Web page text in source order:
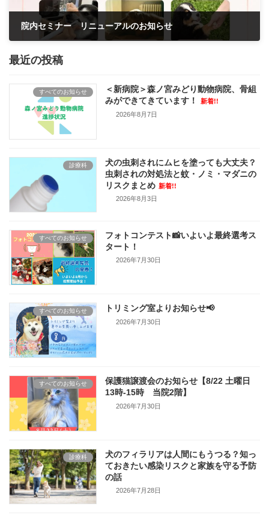
院内セミナー リニューアルのお知らせ
最近の投稿
すべてのお知らせ
＜新病院＞森ノ宮みどり動物病院、骨組
みができてきています！
新着!!
2026年8月7日
診療科
犬の虫刺されにムヒを塗っても大丈夫？
虫刺されの対処法と蚊・ノミ・マダニの
リスクまとめ 新着!!
2026年8月3日
すべてのお知らせ
フォトコンテスト📸いよいよ最終選考ス
タート！
2026年7月30日
すべてのお知らせ トリミング室よりお知らせ📢
2026年7月30日
すべてのお知らせ
保護猫譲渡会のお知らせ【8/22 土曜日
13時-15時 当院2階】
2026年7月30日
診療科
犬のフィラリアは人間にもうつる？知っ
ておきたい感染リスクと家族を守る予防
の話
2026年7月28日